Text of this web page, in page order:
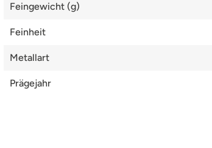
Feingewicht (g)
Feinheit
Metallart
Prägejahr